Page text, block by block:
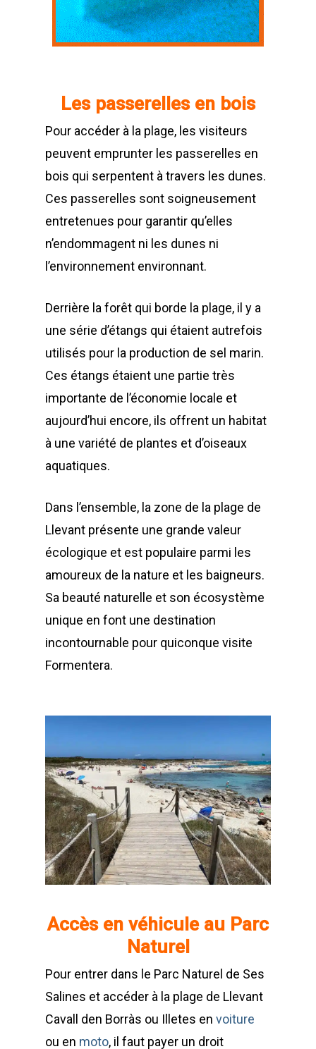
Les passerelles en bois
Pour accéder à la plage, les visiteurs
peuvent emprunter les passerelles en
bois qui serpentent à travers les dunes.
Ces passerelles sont soigneusement
entretenues pour garantir qu’elles
n’endommagent ni les dunes ni
l’environnement environnant.
Derrière la forêt qui borde la plage, il y a
une série d’étangs qui étaient autrefois
utilisés pour la production de sel marin.
Ces étangs étaient une partie très
importante de l’économie locale et
aujourd’hui encore, ils offrent un habitat
à une variété de plantes et d’oiseaux
aquatiques.
Dans l’ensemble, la zone de la plage de
Llevant présente une grande valeur
écologique et est populaire parmi les
amoureux de la nature et les baigneurs.
Sa beauté naturelle et son écosystème
unique en font une destination
incontournable pour quiconque visite
Formentera.
Accès en véhicule au Parc
Naturel
Pour entrer dans le Parc Naturel de Ses
Salines et accéder à la plage de Llevant
Cavall den Borràs ou Illetes en voiture
ou en moto, il faut payer un droit